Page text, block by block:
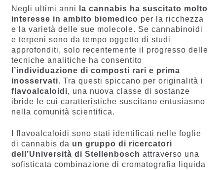
Negli ultimi anni la cannabis ha suscitato molto
interesse in ambito biomedico per la ricchezza
e la varietà delle sue molecole. Se cannabinoidi
e terpeni sono da tempo oggetto di studi
approfonditi, solo recentemente il progresso delle
tecniche analitiche ha consentito
l’individuazione di composti rari e prima
inosservati. Tra questi spiccano per originalità i
flavoalcaloidi, una nuova classe di sostanze
ibride le cui caratteristiche suscitano entusiasmo
nella comunità scientifica.
I flavoalcaloidi sono stati identificati nelle foglie
di cannabis da un gruppo di ricercatori
dell’Università di Stellenbosch attraverso una
sofisticata combinazione di cromatografia liquida